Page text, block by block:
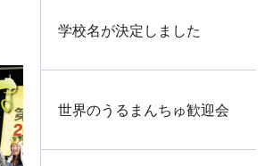
学校名が決定しました
世界のうるまんちゅ歓迎会